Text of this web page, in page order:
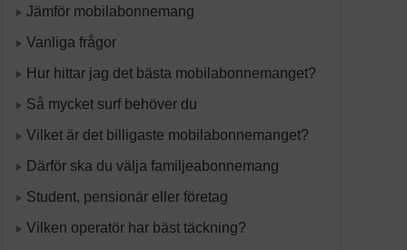
Jämför mobilabonnemang
Vanliga frågor
Hur hittar jag det bästa mobilabonnemanget?
Så mycket surf behöver du
Vilket är det billigaste mobilabonnemanget?
Därför ska du välja familjeabonnemang
Student, pensionär eller företag
Vilken operatör har bäst täckning?